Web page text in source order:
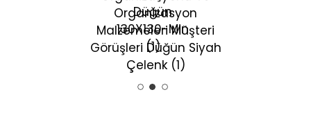
Elif ve Ahmet K.